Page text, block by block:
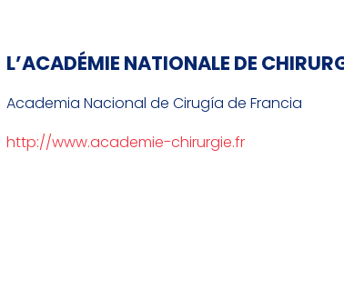
L’ACADÉMIE NATIONALE DE
Academia Nacional de Cirugía de Francia
http://www.academie-chirurgie.fr